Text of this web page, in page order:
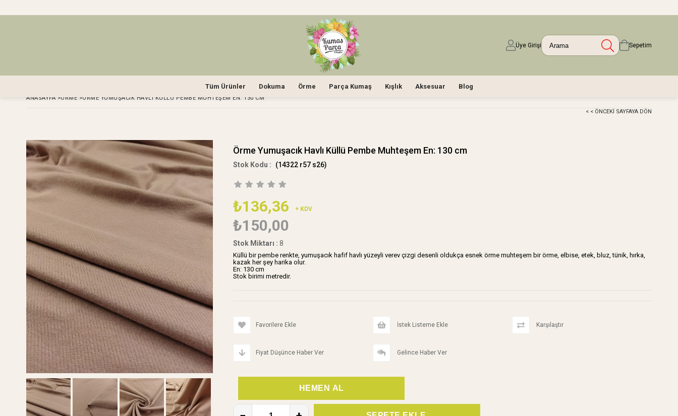
Üye Girişi Sepetim
Tüm Ürünler Dokuma Örme Parça Kumaş Kışlık Aksesuar Blog
ANASAYFA >ÖRME >ÖRME YUMUŞACIK HAVLI KÜLLÜ PEMBE MUHTEŞEM EN: 130 CM
< < ÖNCEKI SAYFAYA DÖN
Örme Yumuşacık Havlı Küllü Pembe Muhteşem En: 130 cm
(14322 r57 s26)
₺136,36 + KDV
₺150,00
Stok Miktarı : 8
Küllü bir pembe renkte, yumuşacık hafif havlı yüzeyli verev çizgi desenli oldukça esnek örme muhteşem bir örme, elbise, etek, bluz, tünik, hırka,
kazak her şey harika olur.
En: 130 cm
Stok birimi metredir.
Favorilere Ekle İstek Listeme Ekle Karşılaştır
Fiyat Düşünce Haber Ver Gelince Haber Ver